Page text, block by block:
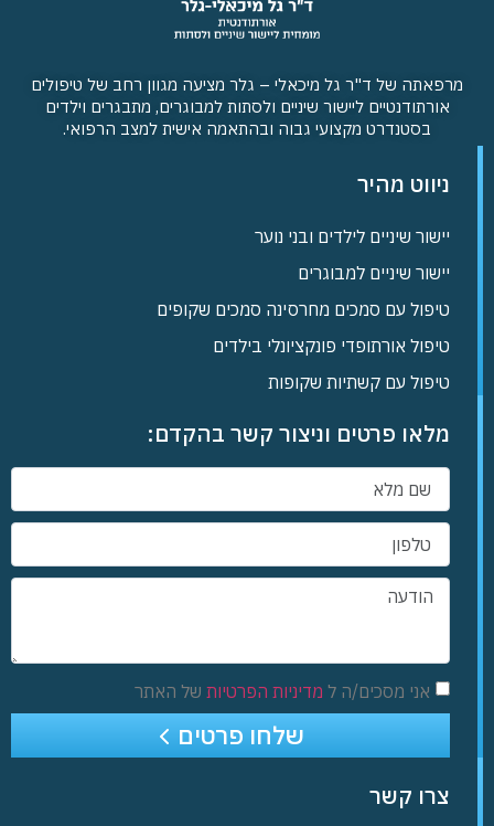
מרפאתה של ד"ר גל מיכאלי – גלר מציעה מגוון רחב של טיפולים
אורתודנטיים ליישור שיניים ולסתות למבוגרים, מתבגרים וילדים
בסטנדרט מקצועי גבוה ובהתאמה אישית למצב הרפואי.
ניווט מהיר
יישור שיניים לילדים ובני נוער
יישור שיניים למבוגרים
טיפול עם סמכים מחרסינה סמכים שקופים
טיפול אורתופדי פונקציונלי בילדים
טיפול עם קשתיות שקופות
מלאו פרטים וניצור קשר בהקדם:
אני מסכים/ה ל מדיניות הפרטיות של האתר
שלחו פרטים
צרו קשר